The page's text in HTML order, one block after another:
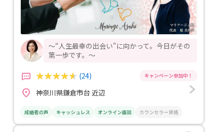
～“人生最幸の出会い”に向かって。今日がその
第一歩です。～
(24)
神奈川県鎌倉市台 近辺
成婚者の声 キャッシュレス オンライン面談 カウンセラー資格